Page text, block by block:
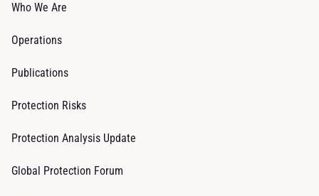
Who We Are
Operations
Publications
Protection Risks
Protection Analysis Update
Global Protection Forum